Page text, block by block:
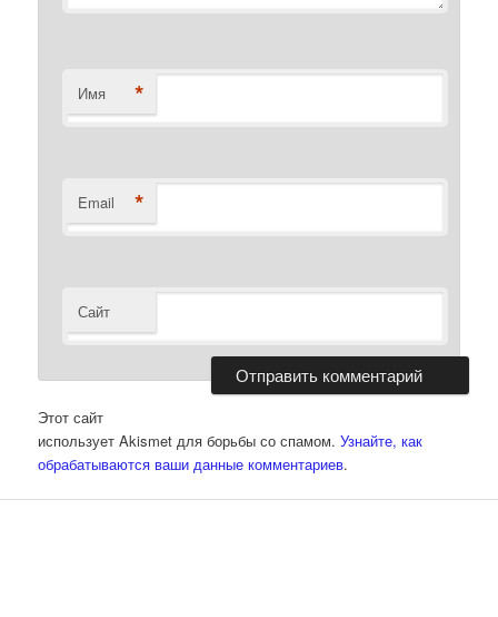
Имя *
Email *
Сайт
Этот сайт
использует Akismet для борьбы со спамом.Узнайте, как
обрабатываются ваши данные комментариев.